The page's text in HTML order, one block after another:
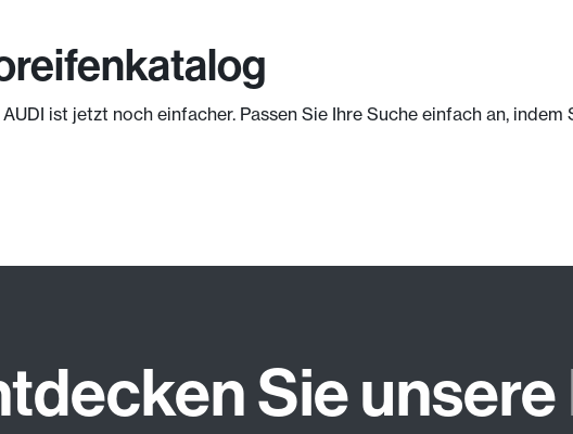
ist jetzt noch einfacher. Passen Sie Ihre Suche einfach an,
Sie unsere